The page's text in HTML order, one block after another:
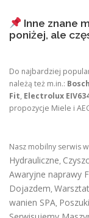
Inne znane
poniżej, ale
Do najbardziej
należą też m.in.:
Fit, Electrolux
propozycje Miele i
Nasz mobilny serwis
Hydrauliczne,
Awaryjne naprawy
Dojazdem,
wanien SPA,